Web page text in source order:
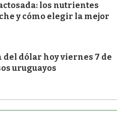
los nutrientes
y cómo elegir la mejor
dólar hoy viernes 7 de
uruguayos